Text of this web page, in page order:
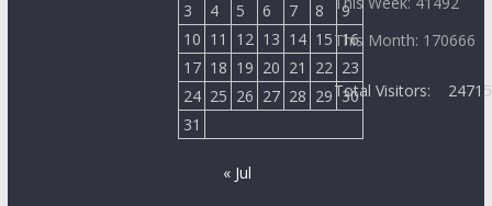
3
4 5 6 7 8
9
10 11 12 13 14 15 16
17 18 19 20 21 22 23
24 25 26 27 28 29 30
31
« Jul
This Month: 170666
Total Visitors: